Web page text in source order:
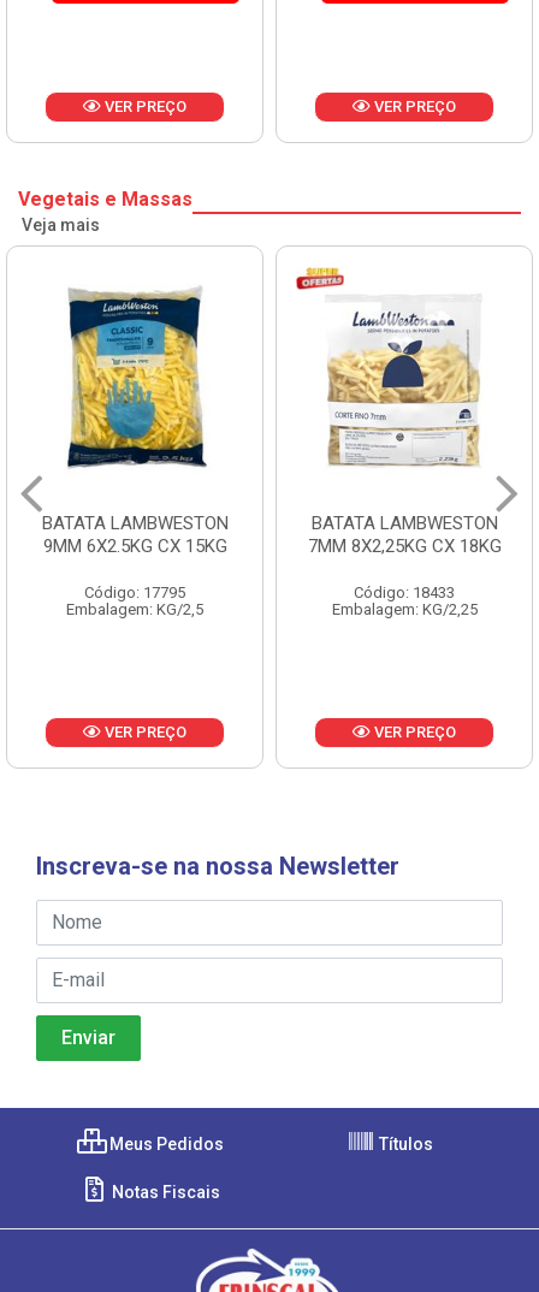
VER PREÇO VER PREÇO
Vegetais e Massas
Veja mais
BATATA LAMBWESTON
9MM 6X2.5KG CX 15KG
Código: 17795
Embalagem: KG/2,5
VER PREÇO
BATATA LAMBWESTON
7MM 8X2,25KG CX 18KG
Código: 18433
Embalagem: KG/2,25
VER PREÇO
Inscreva-se na nossa Newsletter
Meus Pedidos Títulos
Notas Fiscais